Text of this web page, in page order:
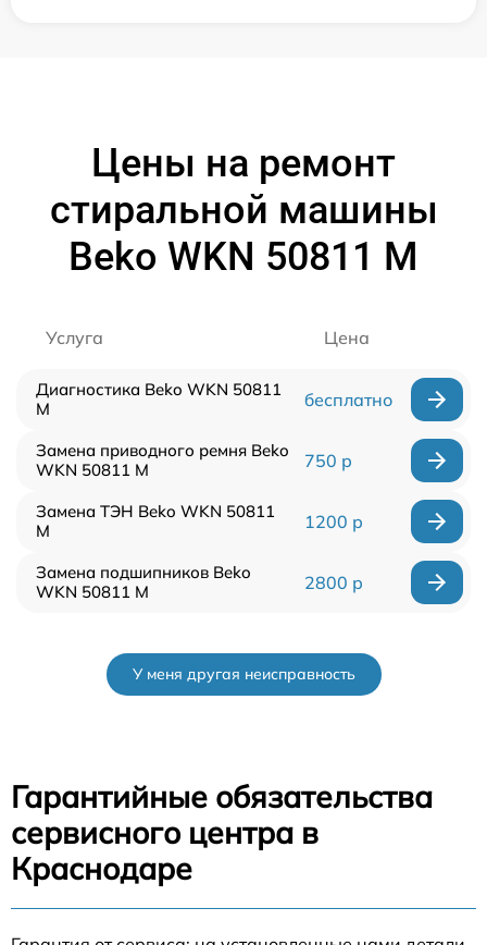
Цены на ремонт
стиральной машины
Beko WKN 50811 M
Услуга Цена
Диагностика Beko WKN 50811
M
бесплатно
Замена приводного ремня Beko
WKN 50811 M
750 р
Замена ТЭН Beko WKN 50811
M
1200 р
Замена подшипников Beko
WKN 50811 M
2800 р
У меня другая неисправность
Гарантийные обязательства
сервисного центра в
Краснодаре